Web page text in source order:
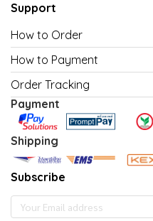
Support
How to Order
How to Payment
Order Tracking
Payment
Shipping
Subscribe